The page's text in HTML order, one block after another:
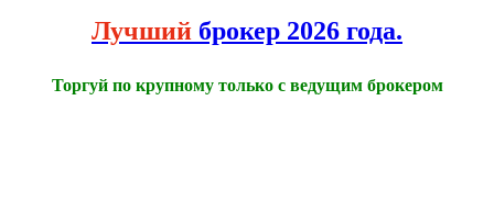
Лучший брокер 2026 года.
Торгуй по крупному только с ведущим брокером